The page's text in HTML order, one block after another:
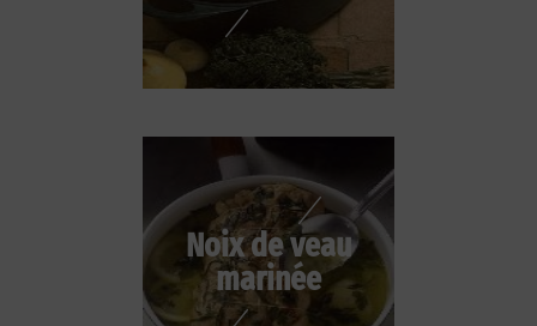
Noix de veau
marinée